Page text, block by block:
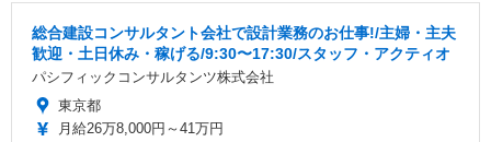
総合建設コンサルタント会社で設計業務のお仕事!/主婦・主夫
歓迎・土日休み・稼げる/9:30〜17:30/スタッフ・アクティオ
パシフィックコンサルタンツ株式会社
東京都
月給26万8,000円～41万円